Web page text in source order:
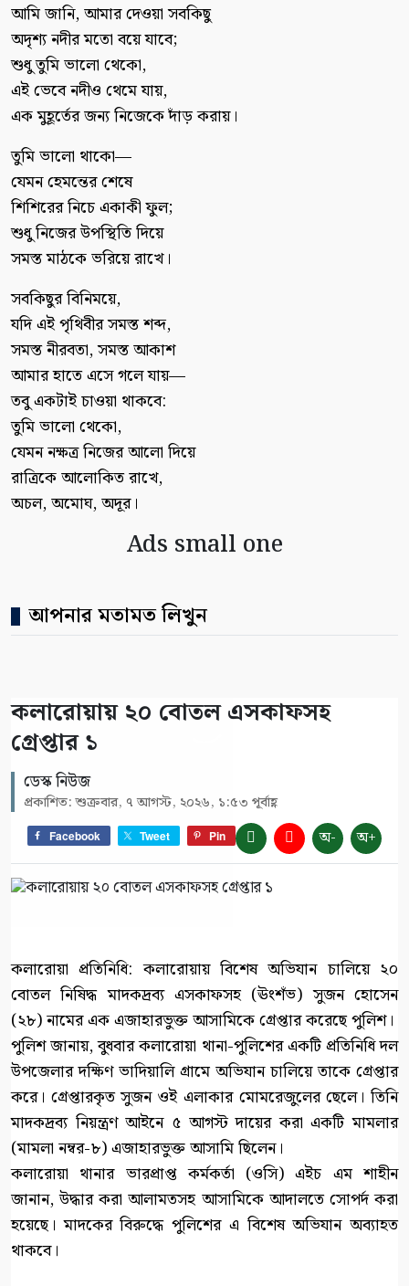
আমি জানি, আমার দেওয়া সবকিছু
অদৃশ্য নদীর মতো বয়ে যাবে;
শুধু তুমি ভালো থেকো,
এই ভেবে নদীও থেমে যায়,
এক মুহূর্তের জন্য নিজেকে দাঁড় করায়।
তুমি ভালো থাকো—
যেমন হেমন্তের শেষে
শিশিরের নিচে একাকী ফুল;
শুধু নিজের উপস্থিতি দিয়ে
সমস্ত মাঠকে ভরিয়ে রাখে।
সবকিছুর বিনিময়ে,
যদি এই পৃথিবীর সমস্ত শব্দ,
সমস্ত নীরবতা, সমস্ত আকাশ
আমার হাতে এসে গলে যায়—
তবু একটাই চাওয়া থাকবে:
তুমি ভালো থেকো,
যেমন নক্ষত্র নিজের আলো দিয়ে
রাত্রিকে আলোকিত রাখে,
অচল, অমোঘ, অদূর।
Ads small one
আপনার মতামত লিখুন
কলারোয়ায় ২০ বোতল এসকাফসহ
গ্রেপ্তার ১
ডেস্ক নিউজ
প্রকাশিত: শুক্রবার, ৭ আগস্ট, ২০২৬, ১:৫৩ পূর্বাহ্ণ
Facebook Tweet Pin অ- অ+
কলারোয়া প্রতিনিধি: কলারোয়ায় বিশেষ অভিযান চালিয়ে ২০
বোতল নিষিদ্ধ মাদকদ্রব্য এসকাফসহ (ঊংশঁভ) সুজন হোসেন
(২৮) নামের এক এজাহারভুক্ত আসামিকে গ্রেপ্তার করেছে পুলিশ।
পুলিশ জানায়, বুধবার কলারোয়া থানা-পুলিশের একটি প্রতিনিধি দল
উপজেলার দক্ষিণ ভাদিয়ালি গ্রামে অভিযান চালিয়ে তাকে গ্রেপ্তার
করে। গ্রেপ্তারকৃত সুজন ওই এলাকার মোমরেজুলের ছেলে। তিনি
মাদকদ্রব্য নিয়ন্ত্রণ আইনে ৫ আগস্ট দায়ের করা একটি মামলার
(মামলা নম্বর-৮) এজাহারভুক্ত আসামি ছিলেন।
কলারোয়া থানার ভারপ্রাপ্ত কর্মকর্তা (ওসি) এইচ এম শাহীন
জানান, উদ্ধার করা আলামতসহ আসামিকে আদালতে সোপর্দ করা
হয়েছে। মাদকের বিরুদ্ধে পুলিশের এ বিশেষ অভিযান অব্যাহত
থাকবে।